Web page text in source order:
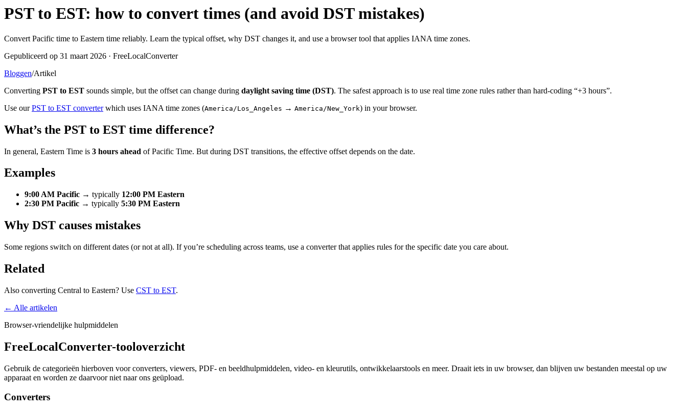
PST to EST: how to convert times (and avoid DST mistakes)
Convert Pacific time to Eastern time reliably. Learn the typical offset, why DST changes it, and use a browser tool that applies IANA time zones.
Gepubliceerd op 31 maart 2026 · FreeLocalConverter
Bloggen/Artikel
Converting PST to EST sounds simple, but the offset can change during daylight saving time (DST). The safest approach is to use real time zone rules rather than hard-coding “+3 hours”.
Use our PST to EST converter which uses IANA time zones (America/Los_Angeles → America/New_York) in your browser.
What’s the PST to EST time difference?
In general, Eastern Time is 3 hours ahead of Pacific Time. But during DST transitions, the effective offset depends on the date.
Examples
9:00 AM Pacific → typically 12:00 PM Eastern
2:30 PM Pacific → typically 5:30 PM Eastern
Why DST causes mistakes
Some regions switch on different dates (or not at all). If you’re scheduling across teams, use a converter that applies rules for the specific date you care about.
Related
Also converting Central to Eastern? Use CST to EST.
← Alle artikelen
Browser-vriendelijke hulpmiddelen
FreeLocalConverter-tooloverzicht
Gebruik de categorieën hierboven voor converters, viewers, PDF- en beeldhulpmiddelen, video- en kleurutils, ontwikkelaarstools en meer. Draait iets in uw browser, dan blijven uw bestanden meestal op uw
apparaat en worden ze daarvoor niet naar ons geüpload.
Converters